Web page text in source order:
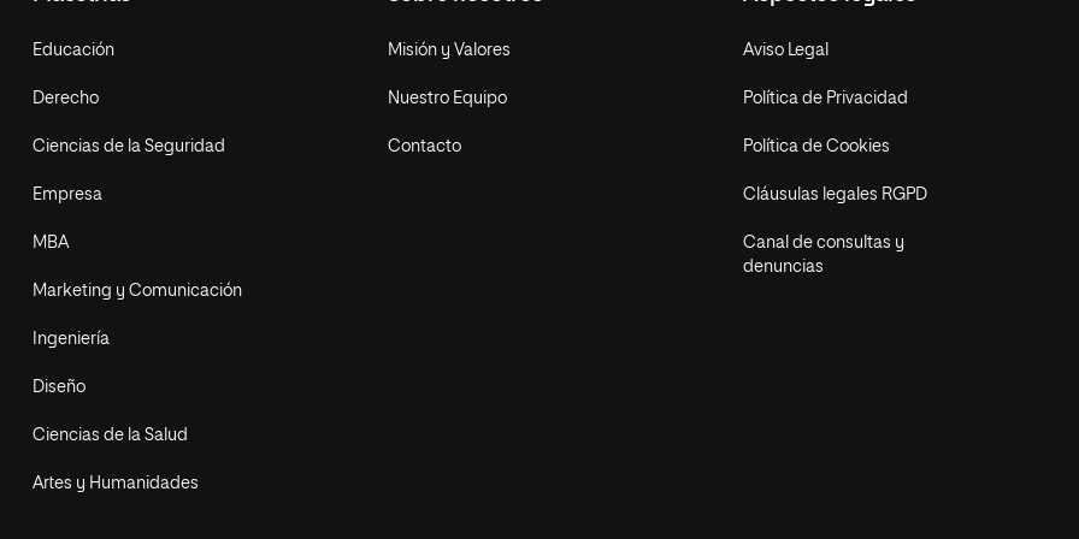
Educación
Derecho
Ciencias de la Seguridad
Empresa
MBA
Marketing y Comunicación
Ingeniería
Diseño
Ciencias de la Salud
Artes y Humanidades
Misión y Valores
Nuestro Equipo
Contacto
Aviso Legal
Política de Privacidad
Política de Cookies
Cláusulas legales RGPD
Canal de consultas y
denuncias